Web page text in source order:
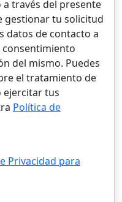
través del presente
gestionar tu solicitud
datos de contacto a
consentimiento
del mismo. Puedes
el tratamiento de
ejercitar tus
Política de
Privacidad para